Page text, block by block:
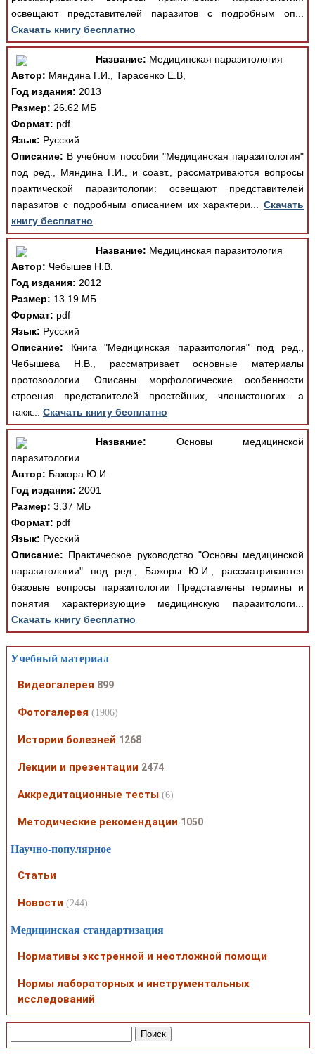
освещают представителей паразитов с подробным оп...
Скачать книгу бесплатно
Название: Медицинская паразитология
Автор: Мяндина Г.И., Тарасенко Е.В,
Год издания: 2013
Размер: 26.62 МБ
Формат: pdf
Язык: Русский
Описание: В учебном пособии "Медицинская паразитология"
под ред., Мяндина Г.И., и соавт., рассматриваются вопросы
практической паразитологии: освещают представителей
паразитов с подробным описанием их характери...Скачать
книгу бесплатно
Название: Медицинская паразитология
Автор: Чебышев Н.В.
Год издания: 2012
Размер: 13.19 МБ
Формат: pdf
Язык: Русский
Описание: Книга "Медицинская паразитология" под ред.,
Чебышева Н.В., рассматривает основные материалы
протозоологии. Описаны морфологические особенности
строения представителей простейших, членистоногих. а
такж... Скачать книгу бесплатно
Название: Основы медицинской
паразитологии
Автор: Бажора Ю.И.
Год издания: 2001
Размер: 3.37 МБ
Формат: pdf
Язык: Русский
Описание: Практическое руководство "Основы медицинской
паразитологии" под ред., Бажоры Ю.И., рассматриваются
базовые вопросы паразитологии Представлены термины и
понятия характеризующие медицинскую паразитологи...
Скачать книгу бесплатно
Учебный материал
Видеогалерея 899
Фотогалерея (1906)
Истории болезней 1268
Лекции и презентации 2474
Аккредитационные тесты (6)
Методические рекомендации 1050
Научно-популярное
Статьи
Новости (244)
Медицинская стандартизация
Нормативы экстренной и неотложной помощи
Нормы лабораторных и инструментальных
исследований